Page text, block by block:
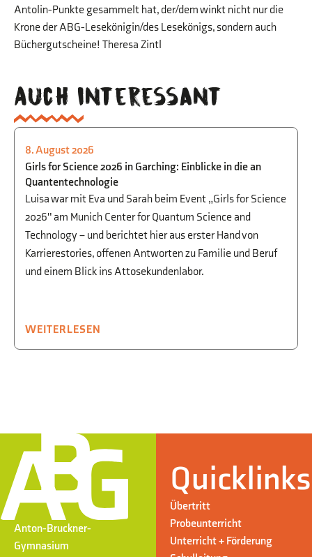
Antolin-Punkte gesammelt hat, der/dem winkt nicht nur die
Krone der ABG-Lesekönigin/des Lesekönigs, sondern auch
Büchergutscheine! Theresa Zintl
Auch interessant
BEGABTENFÖRDERUNG
UND BERUFSORIENTIERUNG
8. August 2026
Girls for Science 2026 in Garching: Einblicke in die an
Quantentechnologie
Luisa war mit Eva und Sarah beim Event „Girls for Science
2026" am Munich Center for Quantum Science and
Technology – und berichtet hier aus erster Hand von
Karrierestories, offenen Antworten zu Familie und Beruf
und einem Blick ins Attosekundenlabor.
WEITERLESEN
Anton-Bruckner-
Gymnasium
Quicklinks
Übertritt
Probeunterricht
Unterricht + Förderung